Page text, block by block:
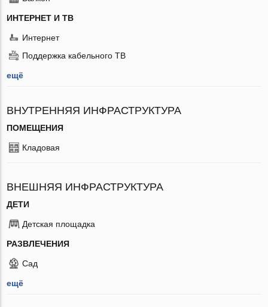
ИНТЕРНЕТ И ТВ
Интернет
Поддержка кабельного ТВ
ещё
ВНУТРЕННЯЯ ИНФРАСТРУКТУРА
ПОМЕЩЕНИЯ
Кладовая
ВНЕШНЯЯ ИНФРАСТРУКТУРА
ДЕТИ
Детская площадка
РАЗВЛЕЧЕНИЯ
Сад
ещё